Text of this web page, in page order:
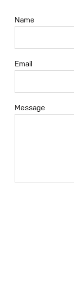
Name
Email
Message